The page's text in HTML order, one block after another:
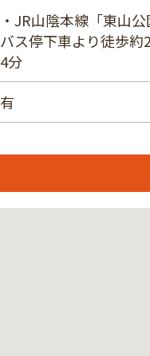
・JR山陰本線「東山
バス停下車より徒歩
4分
有